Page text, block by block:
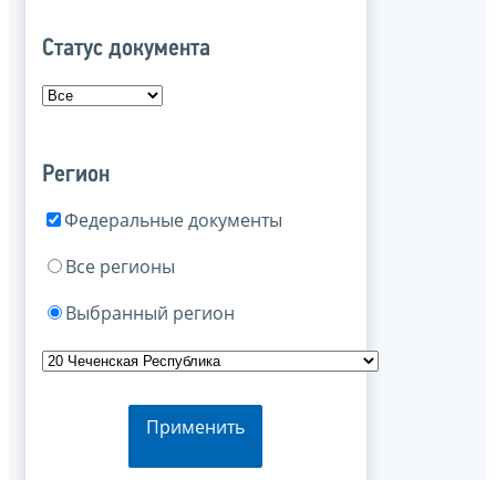
Статус документа
Регион
Федеральные документы
Все регионы
Выбранный регион
Применить